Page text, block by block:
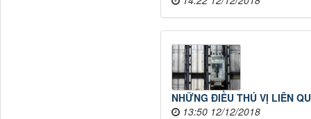
NHỮNG ĐIỀU THÚ VỊ LIÊN
13:50 12/12/2018